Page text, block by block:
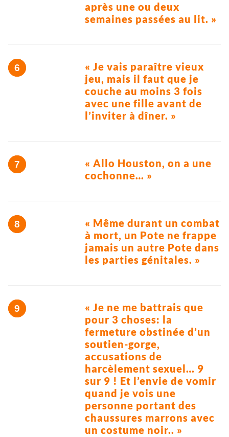
après une ou deux
semaines passées au lit. »
« Je vais paraître vieux
jeu, mais il faut que je
couche au moins 3 fois
avec une fille avant de
l’inviter à dîner. »
« Allo Houston, on a une
cochonne… »
« Même durant un combat
à mort, un Pote ne frappe
jamais un autre Pote dans
les parties génitales. »
« Je ne me battrais que
pour 3 choses: la
fermeture obstinée d’un
soutien-gorge,
accusations de
harcèlement sexuel… 9
sur 9 ! Et l’envie de vomir
quand je vois une
personne portant des
chaussures marrons avec
un costume noir.. »